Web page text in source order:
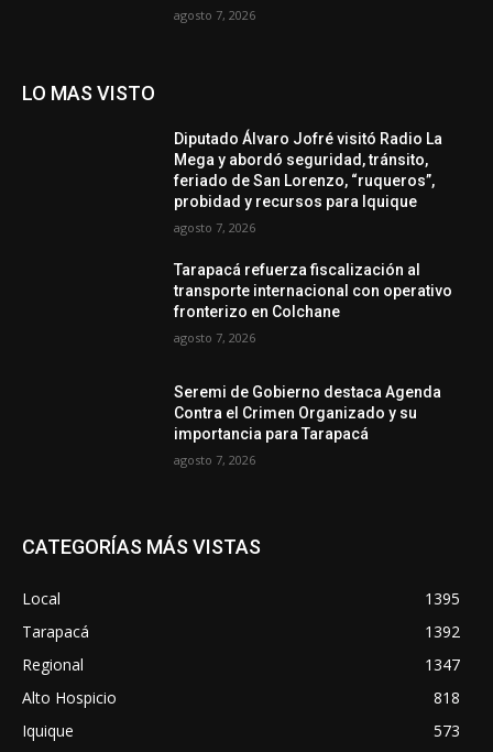
agosto 7, 2026
LO MAS VISTO
Diputado Álvaro Jofré visitó Radio La
Mega y abordó seguridad, tránsito,
feriado de San Lorenzo, “ruqueros”,
probidad y recursos para Iquique
agosto 7, 2026
Tarapacá refuerza fiscalización al
transporte internacional con operativo
fronterizo en Colchane
agosto 7, 2026
Seremi de Gobierno destaca Agenda
Contra el Crimen Organizado y su
importancia para Tarapacá
agosto 7, 2026
CATEGORÍAS MÁS VISTAS
Local
1395
Tarapacá
1392
Regional
1347
Alto Hospicio
818
Iquique
573